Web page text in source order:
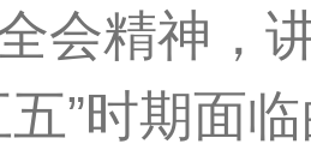
会精神，
五”时期面